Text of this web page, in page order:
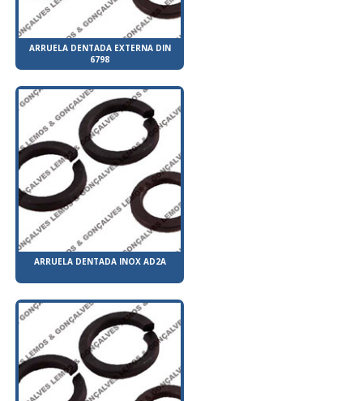
ARRUELA DENTADA EXTERNA DIN
6798
ARRUELA DENTADA INOX AD2A